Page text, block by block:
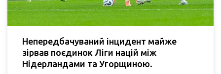
Непередбачуваний інцидент майже
зірвав поєдинок Ліги націй між
Нідерландами та Угорщиною.